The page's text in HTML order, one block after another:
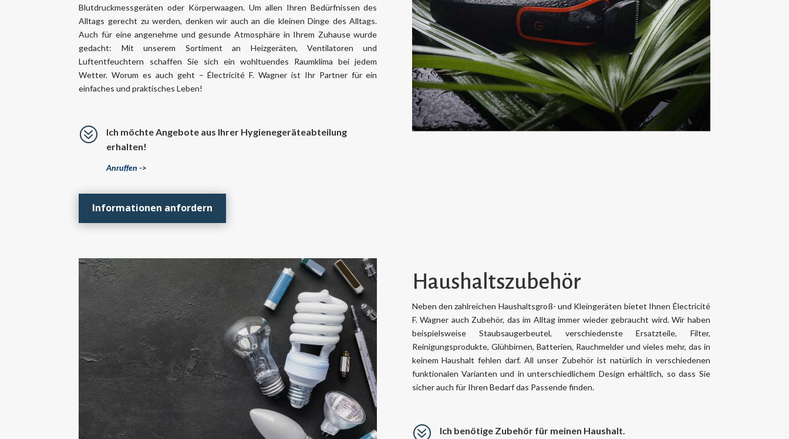
Blutdruckmessgeräten oder Körperwaagen. Um allen Ihren Bedürfnissen des
Alltags gerecht zu werden, denken wir auch an die kleinen Dinge des Alltags.
Auch für eine angenehme und gesunde Atmosphäre in Ihrem Zuhause wurde
gedacht: Mit unserem Sortiment an Heizgeräten, Ventilatoren und
Luftentfeuchtern schaffen Sie sich ein wohltuendes Raumklima bei jedem
Wetter. Worum es auch geht – Électricité F. Wagner ist Ihr Partner für ein
einfaches und praktisches Leben!
?
Ich möchte Angebote aus Ihrer Hygienegeräteabteilung
erhalten!
Anruffen ->
Informationen anfordern
Haushaltszubehör
Neben den zahlreichen Haushaltsgroß- und Kleingeräten bietet Ihnen Électricité
F. Wagner auch Zubehör, das im Alltag immer wieder gebraucht wird. Wir haben
beispielsweise Staubsaugerbeutel, verschiedenste Ersatzteile, Filter,
Reinigungsprodukte, Glühbirnen, Batterien, Rauchmelder und vieles mehr, das in
keinem Haushalt fehlen darf. All unser Zubehör ist natürlich in verschiedenen
funktionalen Varianten und in unterschiedlichem Design erhältlich, so dass Sie
sicher auch für Ihren Bedarf das Passende finden.
? Ich benötige Zubehör für meinen Haushalt.